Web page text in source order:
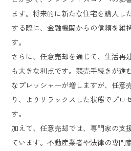
ます。将来的に新たな住宅を購入し
する際に、金融機関からの信頼を維
す。
さらに、任意売却を通じて、生活再
も大きな利点です。競売手続きが進
なプレッシャーが増しますが、任意
り、よりリラックスした状態でプロ
す。
加えて、任意売却では、専門家の支
ています。不動産業者や法律の専門